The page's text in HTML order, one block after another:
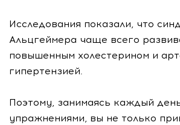
Исследования показали, что
Альцгеймера чаще всего
повышенным холестерином и
гипертензией.
Поэтому, занимаясь каждый
упражнениями, вы не только